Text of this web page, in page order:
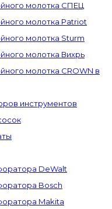
молотка СПЕЦ
молотка Patriot
молотка Sturm
молотка Вихрь
молотка CROWN в
инструментов
DeWalt
Bosch
Makita